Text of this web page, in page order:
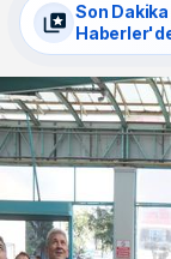
Son